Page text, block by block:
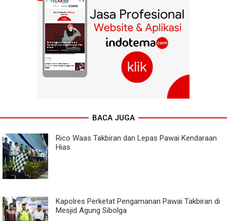
BACA JUGA
Rico Waas Takbiran dan Lepas Pawai Kendaraan
Hias
Kapolres Perketat Pengamanan Pawai Takbiran di
Mesjid Agung Sibolga